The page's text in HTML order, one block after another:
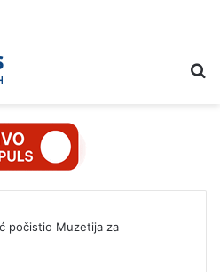
počistio Muzetija za